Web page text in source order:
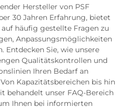
Hersteller von PSF
30 Jahren Erfahrung, bietet
häufig gestellte Fragen zu
Anpassungsmöglichkeiten
Entdecken Sie, wie unsere
Qualitätskontrollen und
Ihren Bedarf an
Kapazitätsbereichen bis hin
behandelt unser FAQ-Bereich
Ihnen bei informierten